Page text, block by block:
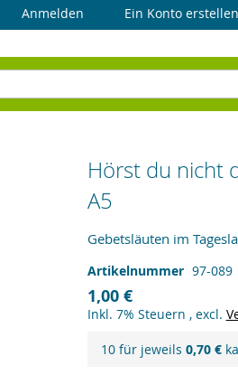
Anmelden Ein Konto erstellen
Hörst du nicht
A5
Gebetsläuten im
Artikelnummer 97-089
1,00 €
Inkl. 7% Steuern , excl.
10 für jeweils 0,70 €